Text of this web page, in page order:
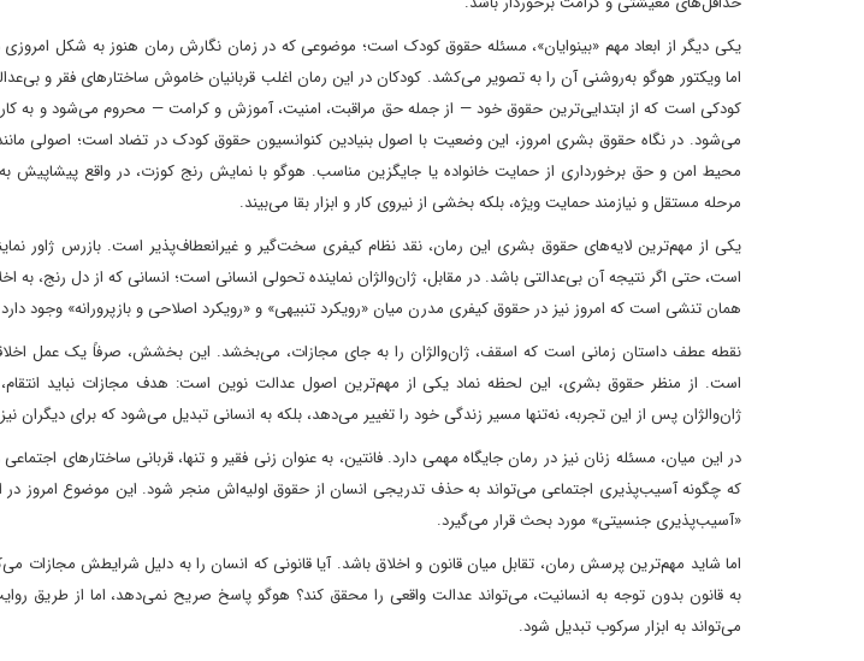
یکی دیگر از ابعاد مهم «بینوایان»، مسئله حقوق کودک است؛ موضوعی که در زمان نگارش رمان هنوز به شکل
اما ویکتور هوگو به‌روشنی آن را به تصویر می‌کشد. کودکان در این رمان اغلب قربانیان خاموش ساختارهای فقر و
کودکی است که از ابتدایی‌ترین حقوق خود — از جمله حق مراقبت، امنیت، آموزش و کرامت — محروم می‌شود و به کار
می‌شود. در نگاه حقوق بشری امروز، این وضعیت با اصول بنیادین کنوانسیون حقوق کودک در تضاد است؛ اصولی
محیط امن و حق برخورداری از حمایت خانواده یا جایگزین مناسب. هوگو با نمایش رنج کوزت، در واقع پیشاپیش
مرحله مستقل و نیازمند حمایت ویژه، بلکه بخشی از نیروی کار و ابزار بقا می‌بیند.
یکی از مهم‌ترین لایه‌های حقوق بشری این رمان، نقد نظام کیفری سخت‌گیر و غیرانعطاف‌پذیر است. بازرس ژاور
است، حتی اگر نتیجه آن بی‌عدالتی باشد. در مقابل، ژان‌والژان نماینده تحولی انسانی است؛ انسانی که از دل رنج، به
همان تنشی است که امروز نیز در حقوق کیفری مدرن میان «رویکرد تنبیهی» و «رویکرد اصلاحی و بازپرورانه» وجود
نقطه عطف داستان زمانی است که اسقف، ژان‌والژان را به جای مجازات، می‌بخشد. این بخشش، صرفاً یک عمل
است. از منظر حقوق بشری، این لحظه نماد یکی از مهم‌ترین اصول عدالت نوین است: هدف مجازات نباید
ژان‌والژان پس از این تجربه، نه‌تنها مسیر زندگی خود را تغییر می‌دهد، بلکه به انسانی تبدیل می‌شود که برای دیگران
در این میان، مسئله زنان نیز در رمان جایگاه مهمی دارد. فانتین، به عنوان زنی فقیر و تنها، قربانی ساختارهای
که چگونه آسیب‌پذیری اجتماعی می‌تواند به حذف تدریجی انسان از حقوق اولیه‌اش منجر شود. این موضوع امروز در
«آسیب‌پذیری جنسیتی» مورد بحث قرار می‌گیرد.
اما شاید مهم‌ترین پرسش رمان، تقابل میان قانون و اخلاق باشد. آیا قانونی که انسان را به دلیل شرایطش مجازات
به قانون بدون توجه به انسانیت، می‌تواند عدالت واقعی را محقق کند؟ هوگو پاسخ صریح نمی‌دهد، اما از طریق
می‌تواند به ابزار سرکوب تبدیل شود.